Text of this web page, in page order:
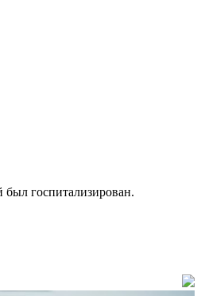
был госпитализирован.